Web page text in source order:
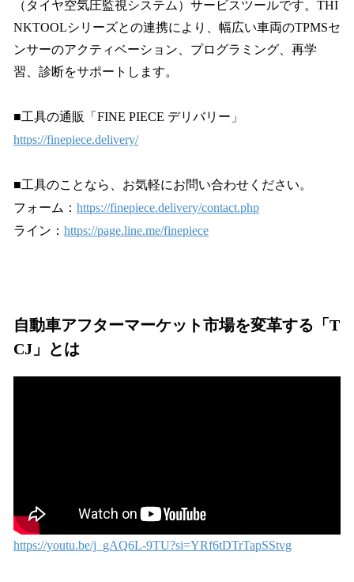
（タイヤ空気圧監視システム）サービスツールです。THI
NKTOOLシリーズとの連携により、幅広い車両のTPMSセ
ンサーのアクティベーション、プログラミング、再学
習、診断をサポートします。
■工具の通販「FINE PIECE デリバリー」
https://finepiece.delivery/
■工具のことなら、お気軽にお問い合わせください。
フォーム： https://finepiece.delivery/contact.php
ライン： https://page.line.me/finepiece
自動車アフターマーケット市場を変革する「T
CJ」とは
https://youtu.be/j_gAQ6L-9TU?si=YRf6tDTrTapSStvg